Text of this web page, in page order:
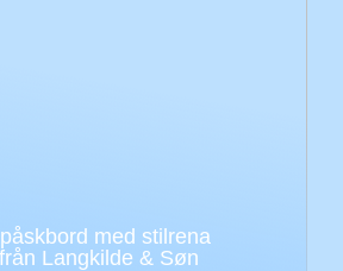
med stilrena
Langkilde & Søn